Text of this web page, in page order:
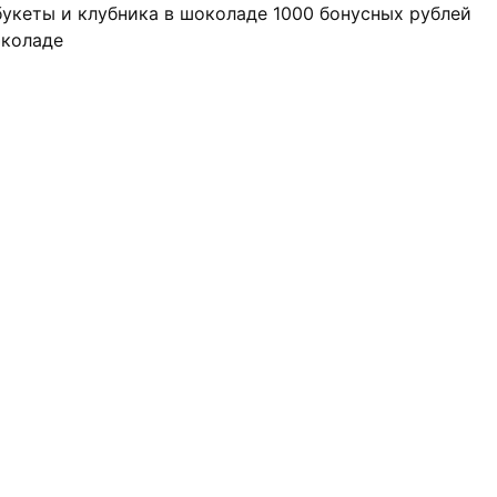
и клубника в шоколаде 1000 бонусных рублей